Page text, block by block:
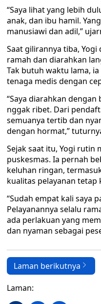
“Saya lihat yang lebih
anak, dan ibu hamil.
manusiawi dan adil,”
Saat gilirannya tiba,
ramah dan diarahkan
Tak butuh waktu lama,
tenaga medis dengan
“Saya diarahkan
nggak ribet. Dari
semuanya tertib dan
dengan hormat,”
Sejak saat itu, Yogi rutin
puskesmas. Ia pernah
keluhan ringan,
kualitas pelayanan tetap
“Sudah empat kali saya
Pelayanannya selalu
ada perlakuan yang
dan nyaman sebagai
Laman berikutnya
Laman: